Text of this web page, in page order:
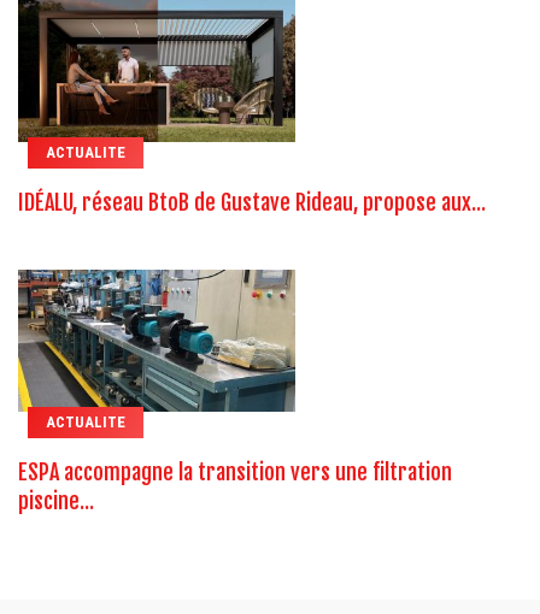
ACTUALITE
IDÉALU, réseau BtoB de Gustave Rideau, propose aux...
ACTUALITE
ESPA accompagne la transition vers une filtration
piscine...